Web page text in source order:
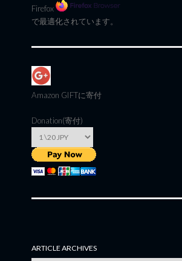
Firefox
で最適化されています。
Amazon GIFTに寄付
Donation(寄付)
ARTICLE ARCHIVES